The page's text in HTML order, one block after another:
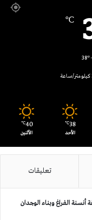
℃
38
℃
الأحد
40
℃
الأثنين
تعليقات
أنسنة الفراغ وبناء الوجدان